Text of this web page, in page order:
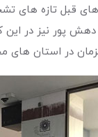
قبل تازه های
پور نیز در
در استان های